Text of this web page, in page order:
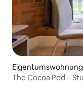
The Cocoa Pod –